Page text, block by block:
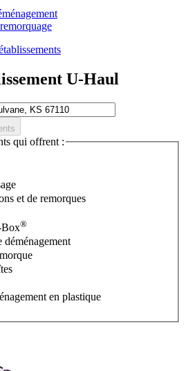
U-Haul
qui offrent :
et de remorques
®
déménagement
en plastique